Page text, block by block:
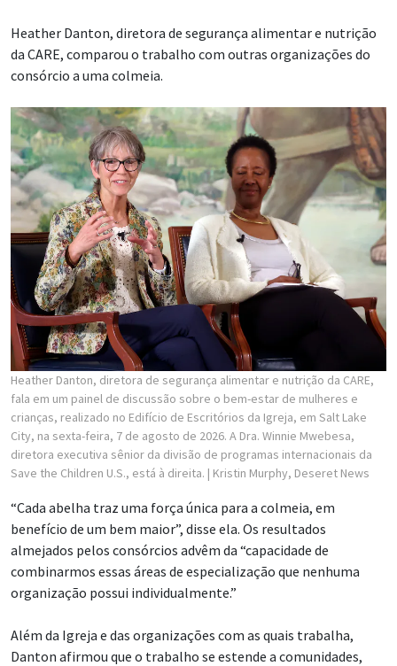
Heather Danton, diretora de segurança alimentar e nutrição
da CARE, comparou o trabalho com outras organizações do
consórcio a uma colmeia.
Heather Danton, diretora de segurança alimentar e nutrição da CARE,
fala em um painel de discussão sobre o bem-estar de mulheres e
crianças, realizado no Edifício de Escritórios da Igreja, em Salt Lake
City, na sexta-feira, 7 de agosto de 2026. A Dra. Winnie Mwebesa,
diretora executiva sênior da divisão de programas internacionais da
Save the Children U.S., está à direita. | Kristin Murphy, Deseret News
“Cada abelha traz uma força única para a colmeia, em
benefício de um bem maior”, disse ela. Os resultados
almejados pelos consórcios advêm da “capacidade de
combinarmos essas áreas de especialização que nenhuma
organização possui individualmente.”
Além da Igreja e das organizações com as quais trabalha,
Danton afirmou que o trabalho se estende a comunidades,